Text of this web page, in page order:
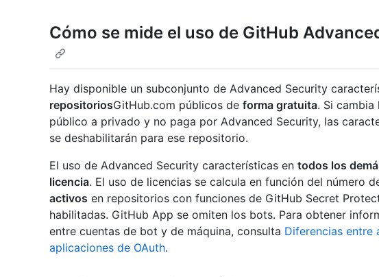
Cómo se mide el uso de GitHub
Hay disponible un subconjunto de Advanced Security
repositoriosGitHub.com públicos de forma gratuita. Si
público a privado y no paga por Advanced Security, las
se deshabilitarán para ese repositorio.
El uso de Advanced Security características en todos los
licencia. El uso de licencias se calcula en función del número
activos en repositorios con funciones de GitHub Secret
habilitadas. GitHub App se omiten los bots. Para obtener
entre cuentas de bot y de máquina, consulta Diferencias entre
aplicaciones de OAuth.